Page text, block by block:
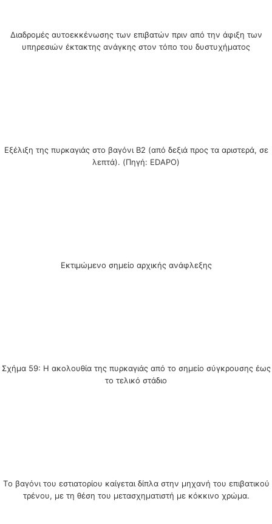
Διαδρομές αυτοεκκένωσης των επιβατών πριν από την άφιξη των
υπηρεσιών έκτακτης ανάγκης στον τόπο του δυστυχήματος
Εξέλιξη της πυρκαγιάς στο βαγόνι Β2 (από δεξιά προς τα αριστερά, σε
λεπτά). (Πηγή: EDAPO)
Εκτιμώμενο σημείο αρχικής ανάφλεξης
Σχήμα 59: Η ακολουθία της πυρκαγιάς από το σημείο σύγκρουσης έως
το τελικό στάδιο
Tο βαγόνι του εστιατορίου καίγεται δίπλα στην μηχανή του επιβατικού
τρένου, με τη θέση του μετασχηματιστή με κόκκινο χρώμα.